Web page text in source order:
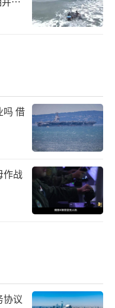
的直接背书极大压
约仪式和文化活
经济阁员，还有多
种“全家福”式的
合作信号覆盖了贸
执法合作等多个维
要协议”和“很多
中，用几句掷地
吗 借
作战
协议